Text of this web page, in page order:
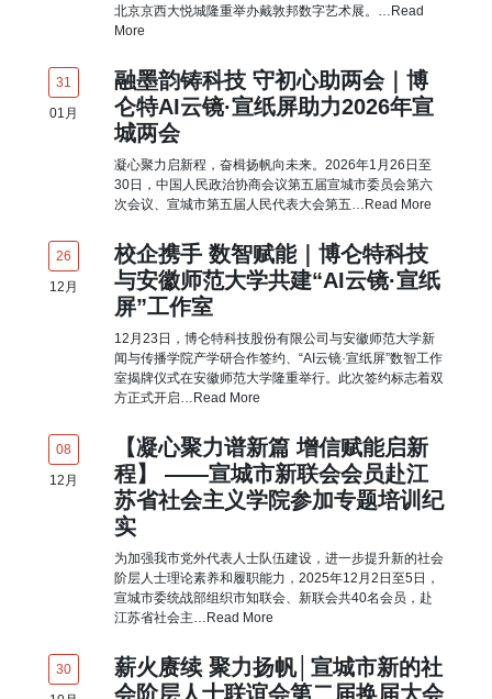
北京京西大悦城隆重举办戴敦邦数字艺术展。… Read
More
31
01 月
融墨韵铸科技 守初心助两会｜博
仑特AI云镜·宣纸屏助力2026年宣
城两会
凝心聚力启新程，奋楫扬帆向未来。2026年1月26日至
30日，中国人民政治协商会议第五届宣城市委员会第六
次会议、宣城市第五届人民代表大会第五… Read More
26
12 月
校企携手 数智赋能｜博仑特科技
与安徽师范大学共建“AI云镜·宣纸
屏”工作室
12月23日，博仑特科技股份有限公司与安徽师范大学新
闻与传播学院产学研合作签约、“AI云镜·宣纸屏”数智工作
室揭牌仪式在安徽师范大学隆重举行。此次签约标志着双
方正式开启… Read More
08
12 月
【凝心聚力谱新篇 增信赋能启新
程】 ——宣城市新联会会员赴江
苏省社会主义学院参加专题培训纪
实
为加强我市党外代表人士队伍建设，进一步提升新的社会
阶层人士理论素养和履职能力，2025年12月2日至5日，
宣城市委统战部组织市知联会、新联会共40名会员，赴
江苏省社会主… Read More
30
薪火赓续 聚力扬帆│宣城市新的社
会阶层人士联谊会第二届换届大会